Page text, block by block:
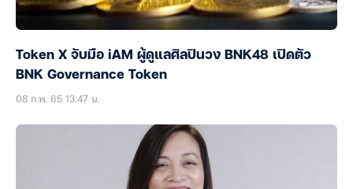
Token X จับมือ iAM ผู้ดูแลศิลปินวง BNK48 เปิดตัว
BNK Governance Token
08 ก.พ. 65 13:47 น.